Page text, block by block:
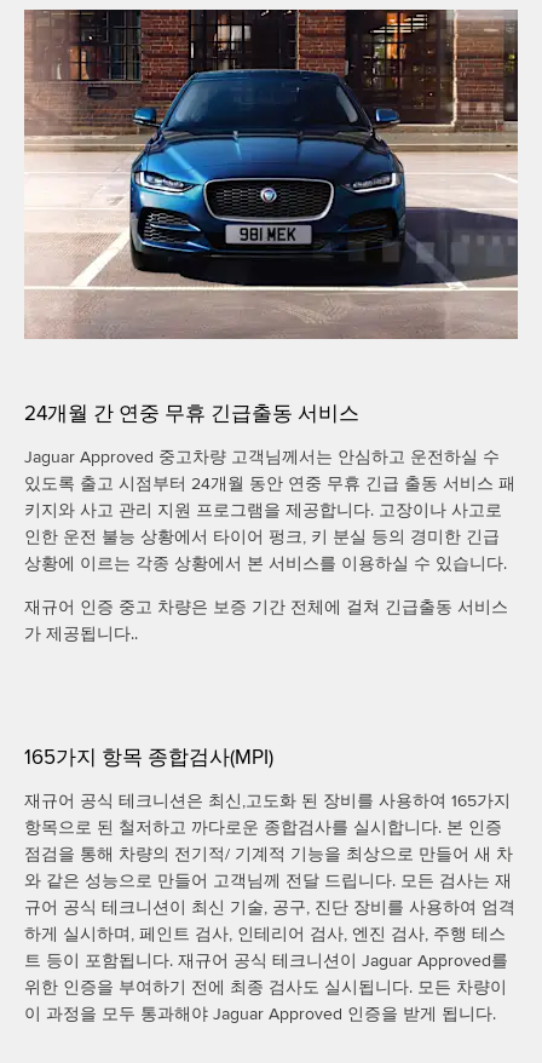
24개월 간 연중 무휴 긴급출동 서비스
Jaguar Approved 중고차량 고객님께서는 안심하고 운전하실 수
있도록 출고 시점부터 24개월 동안 연중 무휴 긴급 출동 서비스 패
키지와 사고 관리 지원 프로그램을 제공합니다. 고장이나 사고로
인한 운전 불능 상황에서 타이어 펑크, 키 분실 등의 경미한 긴급
상황에 이르는 각종 상황에서 본 서비스를 이용하실 수 있습니다.
재규어 인증 중고 차량은 보증 기간 전체에 걸쳐 긴급출동 서비스
가 제공됩니다..
165가지 항목 종합검사(MPI)
재규어 공식 테크니션은 최신,고도화 된 장비를 사용하여 165가지
항목으로 된 철저하고 까다로운 종합검사를 실시합니다. 본 인증
점검을 통해 차량의 전기적/ 기계적 기능을 최상으로 만들어 새 차
와 같은 성능으로 만들어 고객님께 전달 드립니다. 모든 검사는 재
규어 공식 테크니션이 최신 기술, 공구, 진단 장비를 사용하여 엄격
하게 실시하며, 페인트 검사, 인테리어 검사, 엔진 검사, 주행 테스
트 등이 포함됩니다. 재규어 공식 테크니션이 Jaguar Approved를
위한 인증을 부여하기 전에 최종 검사도 실시됩니다. 모든 차량이
이 과정을 모두 통과해야 Jaguar Approved 인증을 받게 됩니다.